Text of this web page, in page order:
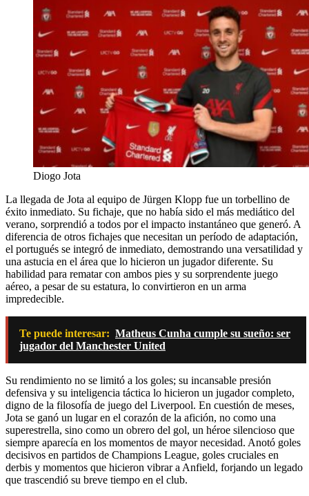
Diogo Jota
La llegada de Jota al equipo de Jürgen Klopp fue un torbellino de
éxito inmediato. Su fichaje, que no había sido el más mediático del
verano, sorprendió a todos por el impacto instantáneo que generó. A
diferencia de otros fichajes que necesitan un período de adaptación,
el portugués se integró de inmediato, demostrando una versatilidad y
una astucia en el área que lo hicieron un jugador diferente. Su
habilidad para rematar con ambos pies y su sorprendente juego
aéreo, a pesar de su estatura, lo convirtieron en un arma
impredecible.
Te puede interesar: Matheus Cunha cumple su sueño: ser
jugador del Manchester United
Su rendimiento no se limitó a los goles; su incansable presión
defensiva y su inteligencia táctica lo hicieron un jugador completo,
digno de la filosofía de juego del Liverpool. En cuestión de meses,
Jota se ganó un lugar en el corazón de la afición, no como una
superestrella, sino como un obrero del gol, un héroe silencioso que
siempre aparecía en los momentos de mayor necesidad. Anotó goles
decisivos en partidos de Champions League, goles cruciales en
derbis y momentos que hicieron vibrar a Anfield, forjando un legado
que trascendió su breve tiempo en el club.